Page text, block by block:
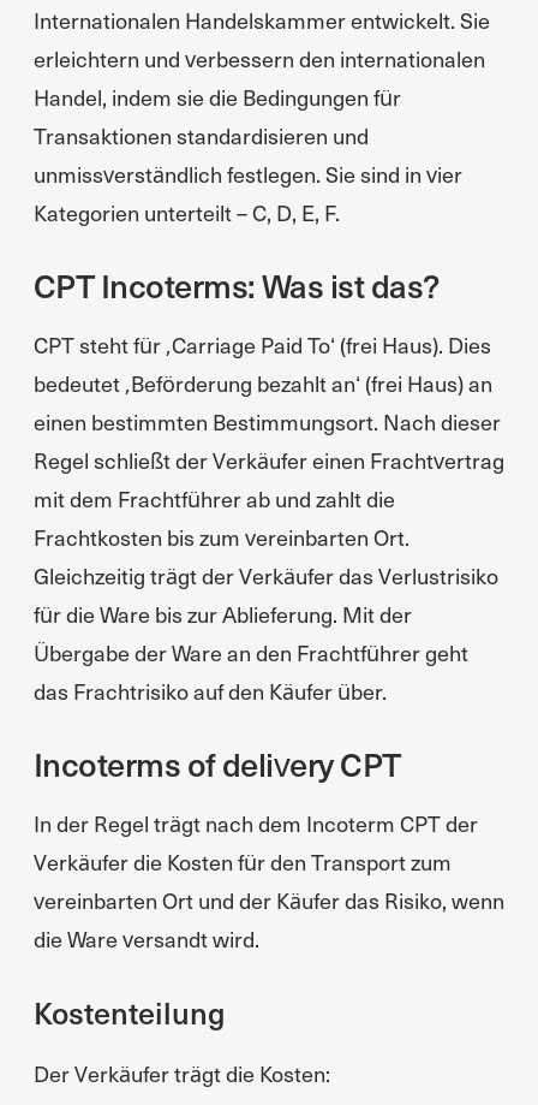
Internationalen Handelskammer entwickelt. Sie
erleichtern und verbessern den internationalen
Handel, indem sie die Bedingungen für
Transaktionen standardisieren und
unmissverständlich festlegen. Sie sind in vier
Kategorien unterteilt – C, D, E, F.
CPT Incoterms: Was ist das?
CPT steht für ‚Carriage Paid To‘ (frei Haus). Dies
bedeutet ‚Beförderung bezahlt an‘ (frei Haus) an
einen bestimmten Bestimmungsort. Nach dieser
Regel schließt der Verkäufer einen Frachtvertrag
mit dem Frachtführer ab und zahlt die
Frachtkosten bis zum vereinbarten Ort.
Gleichzeitig trägt der Verkäufer das Verlustrisiko
für die Ware bis zur Ablieferung. Mit der
Übergabe der Ware an den Frachtführer geht
das Frachtrisiko auf den Käufer über.
Incoterms of delivery CPT
In der Regel trägt nach dem Incoterm CPT der
Verkäufer die Kosten für den Transport zum
vereinbarten Ort und der Käufer das Risiko, wenn
die Ware versandt wird.
Kostenteilung
Der Verkäufer trägt die Kosten: